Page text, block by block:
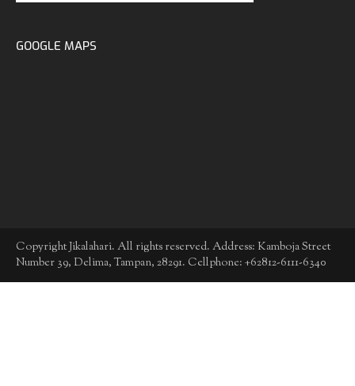
GOOGLE MAPS
Copyright Jikalahari. All rights reserved. Address: Kamboja Street
Number 39, Delima, Tampan, 28291. Cellphone: +62812-6111-6340